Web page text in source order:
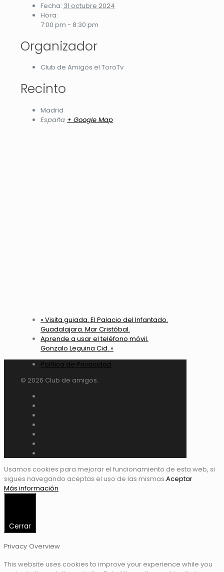
Fecha: 31 octubre 2024
Hora:
7:00 pm - 8:30 pm
Organizador
Club de Amigos el ToroTv
Recinto
Madrid
España + Google Map
« Visita guiada. El Palacio del Infantado.
Guadalajara. Mar Cristóbal.
Aprende a usar el teléfono móvil.
Gonzalo Leguina Cid. »
Política de Privacidad
© 2026 Club de amigos.
Usamos cookies para mejorar el funcionamiento de esta web, si
sigues navegando aceptas el uso de las mismas.Aceptar
Más información
Cerrar
Privacy Overview
This website uses cookies to improve your experience while you